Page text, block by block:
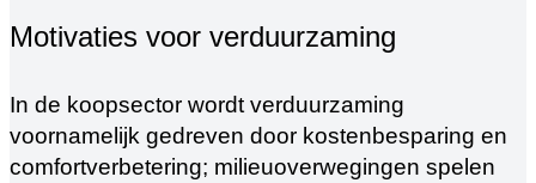
Motivaties voor verduurzaming
In de koopsector wordt verduurzaming
voornamelijk gedreven door kostenbesparing en
comfortverbetering; milieuoverwegingen spelen